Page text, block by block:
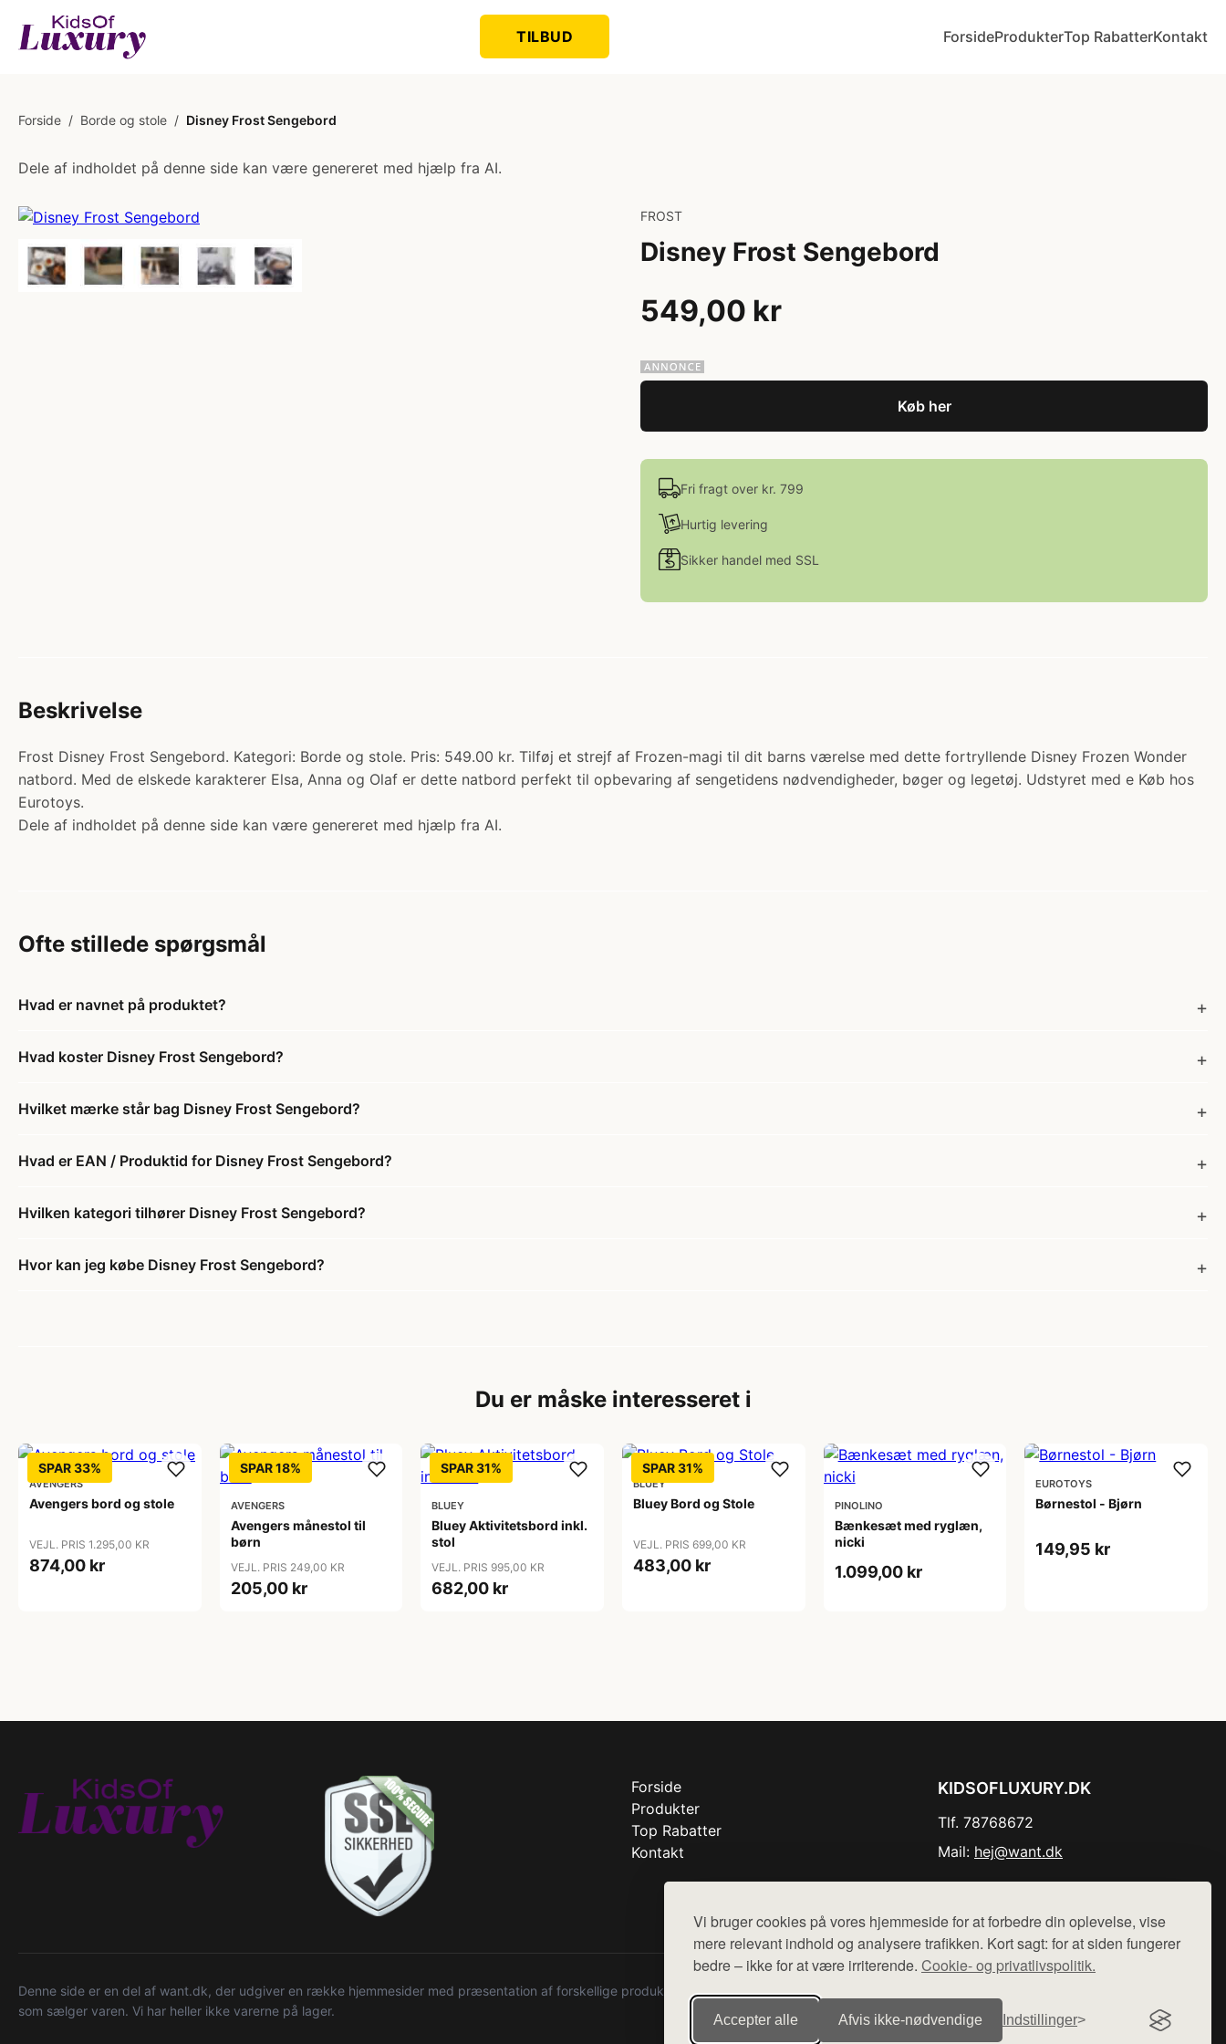
Vi bruger cookies på vores hjemmeside for at forbedre din oplevelse, vise
mere relevant indhold og analysere trafikken. Kort sagt: for at siden fungerer
bedre – ikke for at være irriterende. Cookie- og privatlivspolitik.
Accepter alle Afvis ikke‑nødvendige Indstillinger
TILBUD ForsideProdukterTop RabatterKontakt
Forside / Borde og stole / Disney Frost Sengebord
Dele af indholdet på denne side kan være genereret med hjælp fra AI.
FROST
Disney Frost Sengebord
549,00 kr
Køb her
Fri fragt over kr. 799
Hurtig levering
Sikker handel med SSL
Beskrivelse
Frost Disney Frost Sengebord. Kategori: Borde og stole. Pris: 549.00 kr. Tilføj et strejf af Frozen-magi til dit barns værelse med dette fortryllende Disney Frozen Wonder
natbord. Med de elskede karakterer Elsa, Anna og Olaf er dette natbord perfekt til opbevaring af sengetidens nødvendigheder, bøger og legetøj. Udstyret med e Køb hos
Eurotoys.
Dele af indholdet på denne side kan være genereret med hjælp fra AI.
Ofte stillede spørgsmål
Hvad er navnet på produktet?
Hvad koster Disney Frost Sengebord?
Hvilket mærke står bag Disney Frost Sengebord?
Hvad er EAN / Produktid for Disney Frost Sengebord?
Hvilken kategori tilhører Disney Frost Sengebord?
Hvor kan jeg købe Disney Frost Sengebord?
Du er måske interesseret i
SPAR 33%
AVENGERS
Avengers bord og stole
VEJL. PRIS 1.295,00 KR
874,00 kr
SPAR 18%
AVENGERS
Avengers månestol til
børn
VEJL. PRIS 249,00 KR
205,00 kr
SPAR 31%
BLUEY
Bluey Aktivitetsbord inkl.
stol
VEJL. PRIS 995,00 KR
682,00 kr
SPAR 31%
BLUEY
Bluey Bord og Stole
VEJL. PRIS 699,00 KR
483,00 kr
PINOLINO
Bænkesæt med ryglæn,
nicki
1.099,00 kr
EUROTOYS
Børnestol - Bjørn
149,95 kr
Forside
Produkter
Top Rabatter
Kontakt
KIDSOFLUXURY.DK
Tlf. 78768672
Mail: hej@want.dk
Denne side er en del af want.dk, der udgiver en række hjemmesider med præsentation af forskellige produkter fra diverse webshops. Der sælges ikke varer fra denne side - vi henviser til de shops,
som sælger varen. Vi har heller ikke varerne på lager.